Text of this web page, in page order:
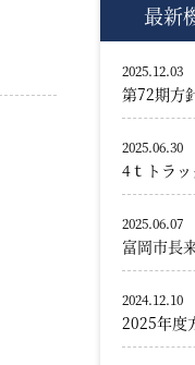
最新
第72期方
2025.12.03
4ｔトラ
2025.06.30
富岡市長
2025.06.07
2025年度
2024.12.10